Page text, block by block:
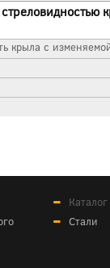
крыла с
Стали